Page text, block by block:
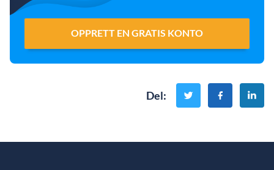
OPPRETT EN GRATIS KONTO
Del: